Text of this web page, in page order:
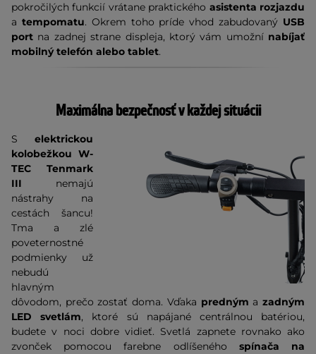
pokročilých funkcií vrátane praktického asistenta rozjazdu
a tempomatu. Okrem toho príde vhod zabudovaný USB
port na zadnej strane displeja, ktorý vám umožní nabíjať
mobilný telefón alebo tablet.
Maximálna bezpečnosť v každej situácii
S elektrickou
kolobežkou W-
TEC Tenmark
III nemajú
nástrahy na
cestách šancu!
Tma a zlé
poveternostné
podmienky už
nebudú
hlavným
dôvodom, prečo zostať doma. Vďaka predným a zadným
LED svetlám, ktoré sú napájané centrálnou batériou,
budete v noci dobre vidieť. Svetlá zapnete rovnako ako
zvonček pomocou farebne odlíšeného spínača na